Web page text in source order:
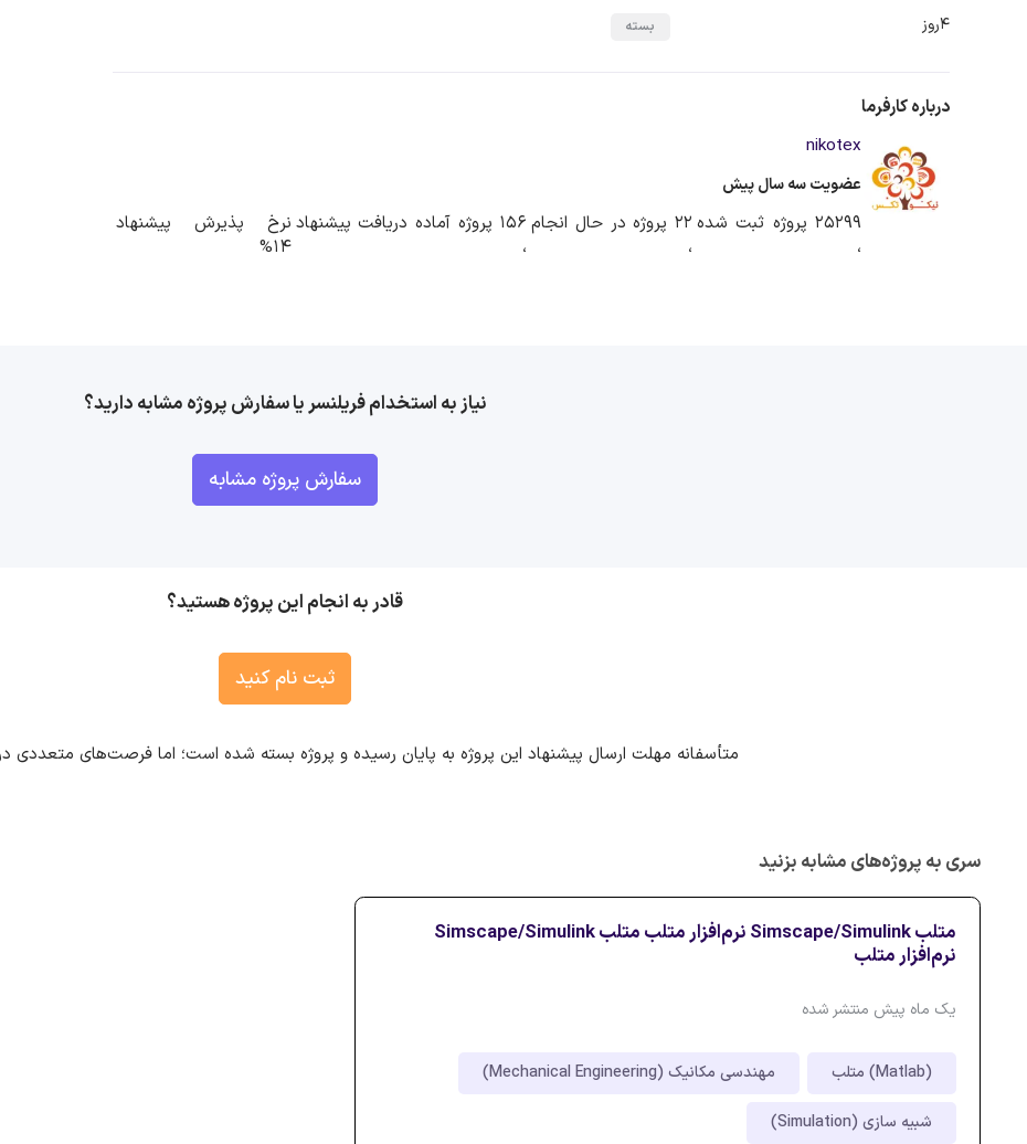
4روز بسته
درباره کارفرما
nikotex
عضویت سه سال پیش
25299 پروژه ثبت شده
،
22 پروژه در حال انجام
،
156 پروژه آماده دریافت پیشنهاد
،
نرخ پذیرش پیشنهاد
14%
نیاز به استخدام فریلنسر یا سفارش پروژه مشابه دارید؟
سفارش پروژه مشابه
قادر به انجام این پروژه هستید؟
ثبت نام کنید
متأسفانه مهلت ارسال پیشنهاد این پروژه به پایان رسیده و پروژه بسته شده است؛ اما فرصت‌های
سری به پروژه‌های مشابه بزنید
متلب Simscape/Simulink نرم‌افزار متلب متلب Simscape/Simulink
نرم‌افزار متلب
یک ماه پیش منتشر شده
متلب (Matlab) مهندسی مکانیک (Mechanical Engineering)
شبیه سازی (Simulation)